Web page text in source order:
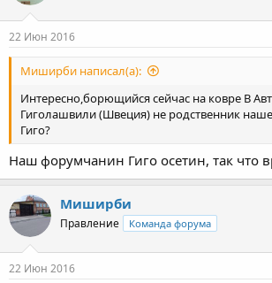
22 Июн 2016
Миширби написал(а):
Интересно,борющийся сейчас на ковре В
Гиголашвили (Швеция) не родственник
Гиго?
Наш форумчанин Гиго осетин, так что
Миширби
Правление Команда форума
22 Июн 2016